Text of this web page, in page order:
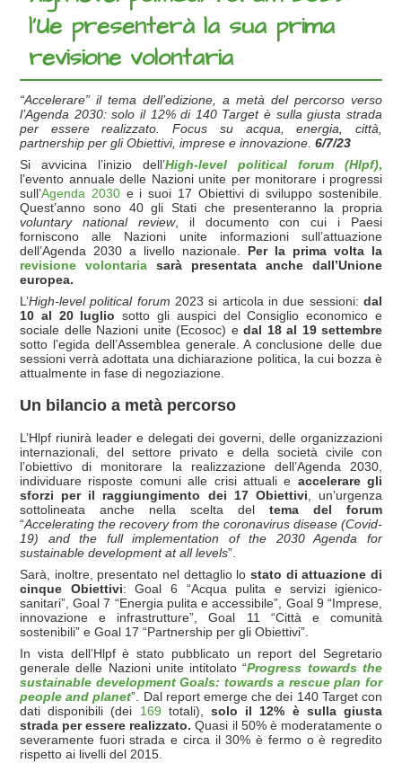
l’Ue presenterà la sua prima
revisione volontaria
“Accelerare” il tema dell’edizione, a metà del percorso verso
l’Agenda 2030: solo il 12% di 140 Target è sulla giusta strada
per essere realizzato. Focus su acqua, energia, città,
partnership per gli Obiettivi, imprese e innovazione. 6/7/23
Si avvicina l’inizio dell’High-level political forum (Hlpf),
l’evento annuale delle Nazioni unite per monitorare i progressi
sull’Agenda 2030e i suoi 17 Obiettivi di sviluppo sostenibile.
Quest’anno sono 40 gli Stati che presenteranno la propria
voluntary national review, il documento con cui i Paesi
forniscono alle Nazioni unite informazioni sull’attuazione
dell’Agenda 2030 a livello nazionale. Per la prima volta la
revisione volontaria sarà presentata anche dall’Unione
europea.
L’High-level political forum 2023 si articola in due sessioni: dal
10 al 20 luglio sotto gli auspici del Consiglio economico e
sociale delle Nazioni unite (Ecosoc) e dal 18 al 19 settembre
sotto l’egida dell’Assemblea generale. A conclusione delle due
sessioni verrà adottata una dichiarazione politica, la cui bozza è
attualmente in fase di negoziazione.
Un bilancio a metà percorso
L’Hlpf riunirà leader e delegati dei governi, delle organizzazioni
internazionali, del settore privato e della società civile con
l’obiettivo di monitorare la realizzazione dell’Agenda 2030,
individuare risposte comuni alle crisi attuali e accelerare gli
sforzi per il raggiungimento dei 17 Obiettivi , un’urgenza
sottolineata anche nella scelta del tema del forum
“Accelerating the recovery from the coronavirus disease (Covid-
19) and the full implementation of the 2030 Agenda for
sustainable development at all levels”.
Sarà, inoltre, presentato nel dettaglio lo stato di attuazione di
cinque Obiettivi: Goal 6 “Acqua pulita e servizi igienico-
sanitari”, Goal 7 “Energia pulita e accessibile”, Goal 9 “Imprese,
innovazione e infrastrutture”, Goal 11 “Città e comunità
sostenibili” e Goal 17 “Partnership per gli Obiettivi”.
In vista dell’Hlpf è stato pubblicato un report del Segretario
generale delle Nazioni unite intitolato “Progress towards the
sustainable development Goals: towards a rescue plan for
people and planet”. Dal report emerge che dei 140 Target con
dati disponibili (dei 169 totali),solo il 12% è sulla giusta
strada per essere realizzato. Quasi il 50% è moderatamente o
severamente fuori strada e circa il 30% è fermo o è regredito
rispetto ai livelli del 2015.